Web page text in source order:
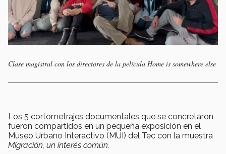
Clase magistral con los directores de la película Home is somewhere else
Los 5 cortometrajes documentales que se concretaron
fueron compartidos en un pequeña exposición en el
Museo Urbano Interactivo (MUI) del Tec con la muestra
Migración, un interés común.